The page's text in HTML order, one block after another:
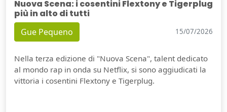
Nuova Scena: i cosentini Flextony e Tigerplug
più in alto di tutti
Gue Pequeno 15/07/2026
Nella terza edizione di "Nuova Scena", talent dedicato
al mondo rap in onda su Netflix, si sono aggiudicati la
vittoria i cosentini Flextony e Tigerplug.